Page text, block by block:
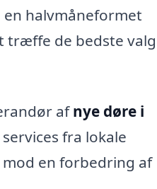
halvmåneformet
træffe de bedste valg
afnye døre i
fra lokale
en forbedring af